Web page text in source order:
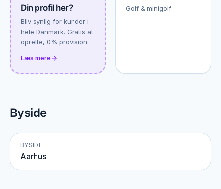
Din profil her?
Bliv synlig for kunder i
hele Danmark. Gratis at
oprette, 0% provision.
Læs mere
Golf & minigolf
Byside
BYSIDE
Aarhus